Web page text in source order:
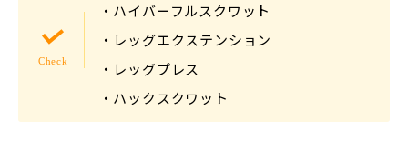
・ハイバーフルスクワット
・レッグエクステンション
・レッグプレス
・ハックスクワット